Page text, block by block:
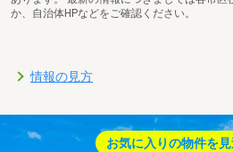
か、自治体HPなどをご確認ください。
情報の見方
お気に入りの物件を見